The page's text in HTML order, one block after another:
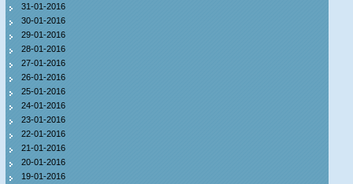
31-01-2016
30-01-2016
29-01-2016
28-01-2016
27-01-2016
26-01-2016
25-01-2016
24-01-2016
23-01-2016
22-01-2016
21-01-2016
20-01-2016
19-01-2016